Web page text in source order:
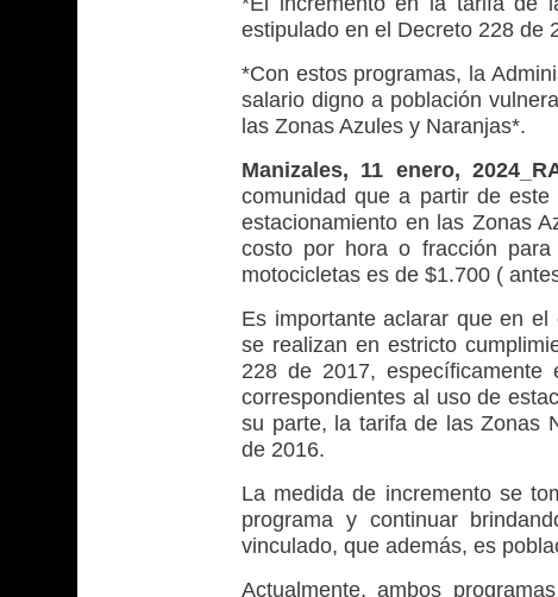
estipulado en el Decreto 228 de
*Con estos programas, la
salario digno a población
las Zonas Azules y Naranjas*.
Manizales, 11 enero,
comunidad que a partir de
estacionamiento en las Zonas
costo por hora o fracción
motocicletas es de $1.700 (
Es importante aclarar que en
se realizan en estricto
228 de 2017,
correspondientes al uso de
su parte, la tarifa de las Zonas
de 2016.
La medida de incremento se
programa y continuar
vinculado, que además, es
Actualmente, ambos